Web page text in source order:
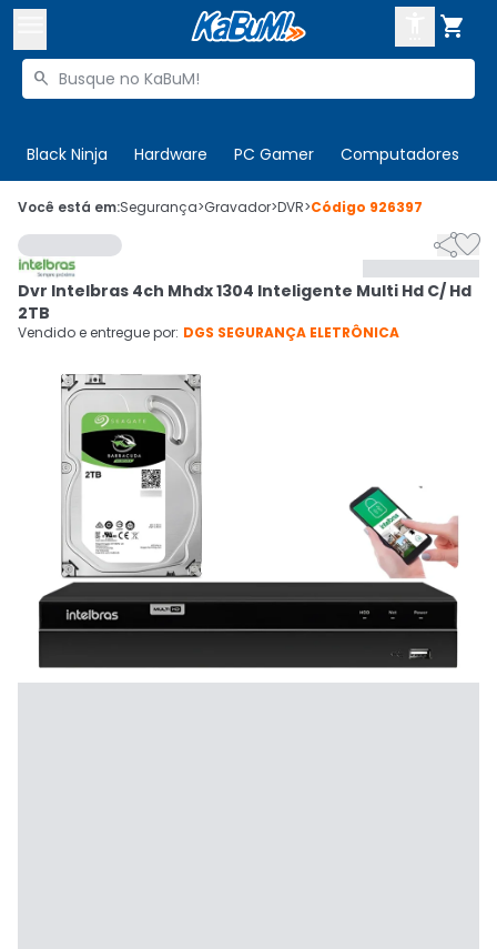

Buscar produtos

Black Ninja Hardware PC Gamer Computadores
 Olá. Acesse sua conta
 Departamentos
Cupons
Ativar tradutor em libras
CADASTRE-SE
Você está em:Segurança>Gravador>DVR>Código 926397

Dvr Intelbras 4ch Mhdx 1304 Inteligente Multi Hd C/ Hd
2TB
Vendido e entregue por: DGS SEGURANÇA ELETRÔNICA